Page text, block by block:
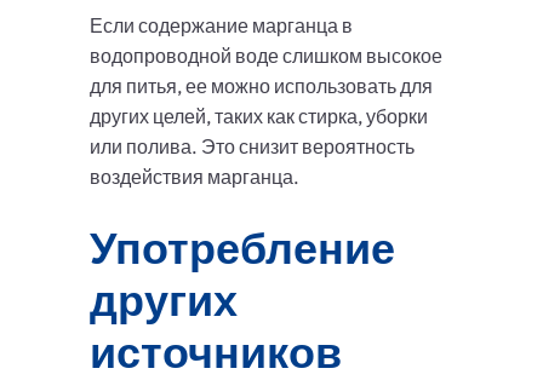
Если содержание марганца в
водопроводной воде слишком высокое
для питья, ее можно использовать для
других целей, таких как стирка, уборки
или полива. Это снизит вероятность
воздействия марганца.
Употребление
других
источников